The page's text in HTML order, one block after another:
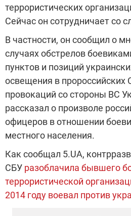
террористических
Сейчас он сотрудничает со
В частности, он сообщил о
случаях обстрелов
пунктов и позиций
освещения в
провокаций со стороны ВС
рассказал о произволе
офицеров в отношении
местного населения.
Как сообщал 5.UA,
СБУ разоблачила бывшего
террористической
2014 году воевал против